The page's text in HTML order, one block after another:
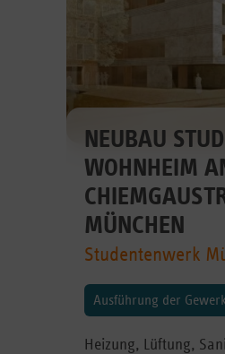
NEUBAU
WOHNHEIM
ÜNCHEN
Studentenwerk
Ausführung der
Heizung, Lüftung,